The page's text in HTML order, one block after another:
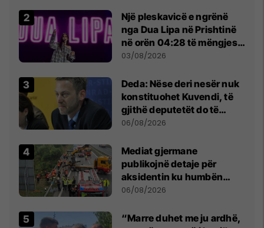
Një pleskavicë e ngrënë
nga Dua Lipa në Prishtinë
në orën 04:28 të mëngjesit
- dhe bota digjitale serbe
03/08/2026
Deda: Nëse deri nesër nuk
konstituohet Kuvendi, të
gjithë deputetët do të
bëjnë shkelje të rëndë
06/08/2026
Mediat gjermane
publikojnë detaje për
aksidentin ku humbën
jetën tre mërgimtarë nga
06/08/2026
“Marre duhet me ju ardhë,